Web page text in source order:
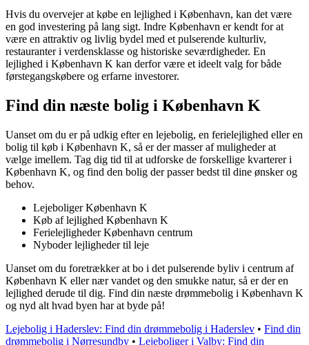
Hvis du overvejer at købe en lejlighed i København, kan det være
en god investering på lang sigt. Indre København er kendt for at
være en attraktiv og livlig bydel med et pulserende kulturliv,
restauranter i verdensklasse og historiske seværdigheder. En
lejlighed i København K kan derfor være et ideelt valg for både
førstegangskøbere og erfarne investorer.
Find din næste bolig i København K
Uanset om du er på udkig efter en lejebolig, en ferielejlighed eller en
bolig til køb i København K, så er der masser af muligheder at
vælge imellem. Tag dig tid til at udforske de forskellige kvarterer i
København K, og find den bolig der passer bedst til dine ønsker og
behov.
Lejeboliger København K
Køb af lejlighed København K
Ferielejligheder København centrum
Nyboder lejligheder til leje
Uanset om du foretrækker at bo i det pulserende byliv i centrum af
København K eller nær vandet og den smukke natur, så er der en
lejlighed derude til dig. Find din næste drømmebolig i København K
og nyd alt hvad byen har at byde på!
Lejebolig i Haderslev: Find din drømmebolig i Haderslev • Find din
drømmebolig i Nørresundby • Lejeboliger i Valby: Find din